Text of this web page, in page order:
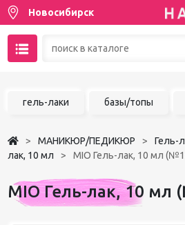
Новосибирск
Чат в MAX
Акции
гель-лаки базы/топы
МАНИКЮР/ПЕДИКЮР Гель-
лак, 10 мл
MIO Гель-лак, 10 мл
MIO Гель-лак, 10 мл